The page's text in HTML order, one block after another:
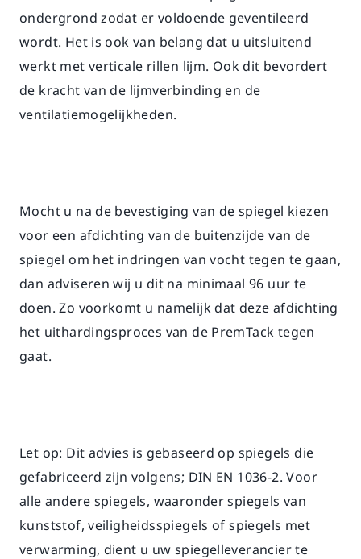
ondergrond zodat er voldoende geventileerd
wordt. Het is ook van belang dat u uitsluitend
werkt met verticale rillen lijm. Ook dit bevordert
de kracht van de lijmverbinding en de
ventilatiemogelijkheden.
Mocht u na de bevestiging van de spiegel kiezen
voor een afdichting van de buitenzijde van de
spiegel om het indringen van vocht tegen te gaan,
dan adviseren wij u dit na minimaal 96 uur te
doen. Zo voorkomt u namelijk dat deze afdichting
het uithardingsproces van de PremTack tegen
gaat.
Let op: Dit advies is gebaseerd op spiegels die
gefabriceerd zijn volgens; DIN EN 1036-2. Voor
alle andere spiegels, waaronder spiegels van
kunststof, veiligheidsspiegels of spiegels met
verwarming, dient u uw spiegelleverancier te